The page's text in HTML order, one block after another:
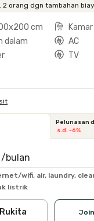
2 orang dgn tambahan
cm
dalam
AC
TV
Pelunasan
s.d. -6%
/bulan
wifi, air, laundry,
listrik